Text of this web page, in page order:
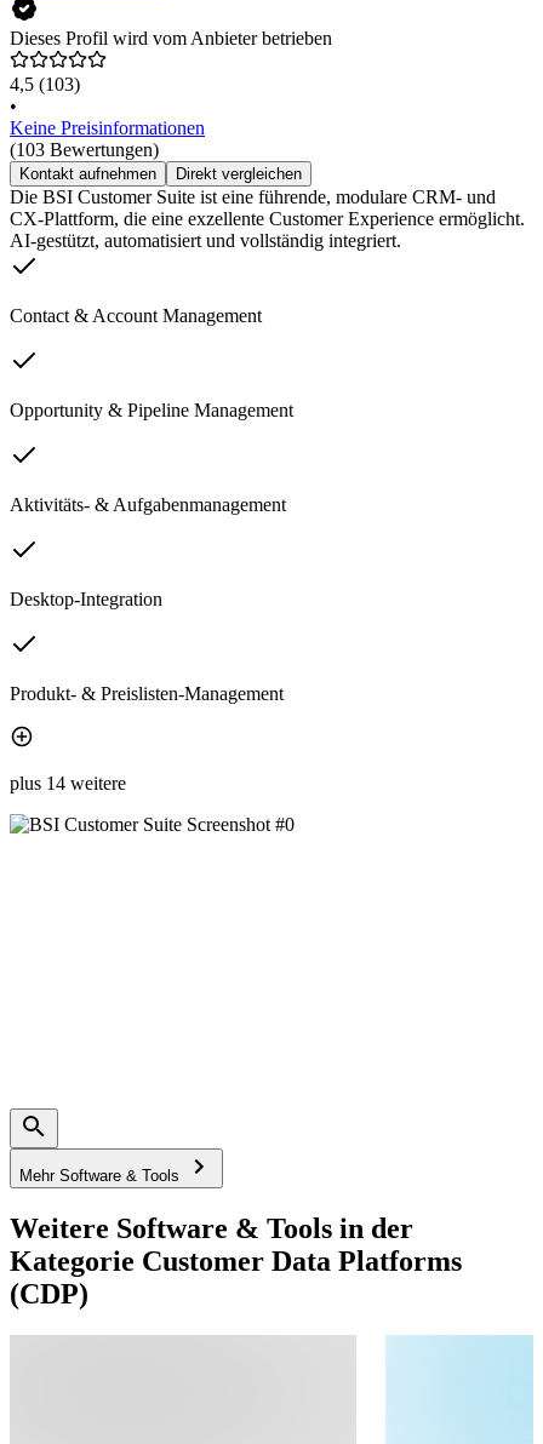
Dieses Profil wird vom Anbieter betrieben
4,5 (103)
•
Keine Preisinformationen
(103 Bewertungen)
Kontakt aufnehmen Direkt vergleichen
Die BSI Customer Suite ist eine führende, modulare CRM- und
CX-Plattform, die eine exzellente Customer Experience ermöglicht.
AI-gestützt, automatisiert und vollständig integriert.
Contact & Account Management
Opportunity & Pipeline Management
Aktivitäts- & Aufgabenmanagement
Desktop-Integration
Produkt- & Preislisten-Management
plus 14 weitere
Mehr Software & Tools
Weitere Software & Tools in der
Kategorie Customer Data Platforms
(CDP)